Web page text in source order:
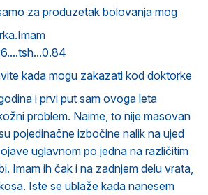
za produzetak bolovanja mog
kada mogu zakazati kod doktorke
i prvi put sam ovoga leta
problem. Naime, to nije masovan
pojedinačne izbočine nalik na ujed
uglavnom po jedna na različitim
Imam ih čak i na zadnjem delu vrata,
Iste se ublaže kada nanesem